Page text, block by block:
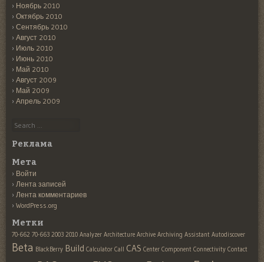
Ноябрь 2010
Октябрь 2010
Сентябрь 2010
Август 2010
Июль 2010
Июнь 2010
Май 2010
Август 2009
Май 2009
Апрель 2009
Search
Реклама
Мета
Войти
Лента записей
Лента комментариев
WordPress.org
Метки
70-662 70-663 2003 2010 Analyzer Architecture Archive Archiving Assistant Autodiscover
Beta BlackBerry Build Calculator Call CAS Center Component Connectivity Contact